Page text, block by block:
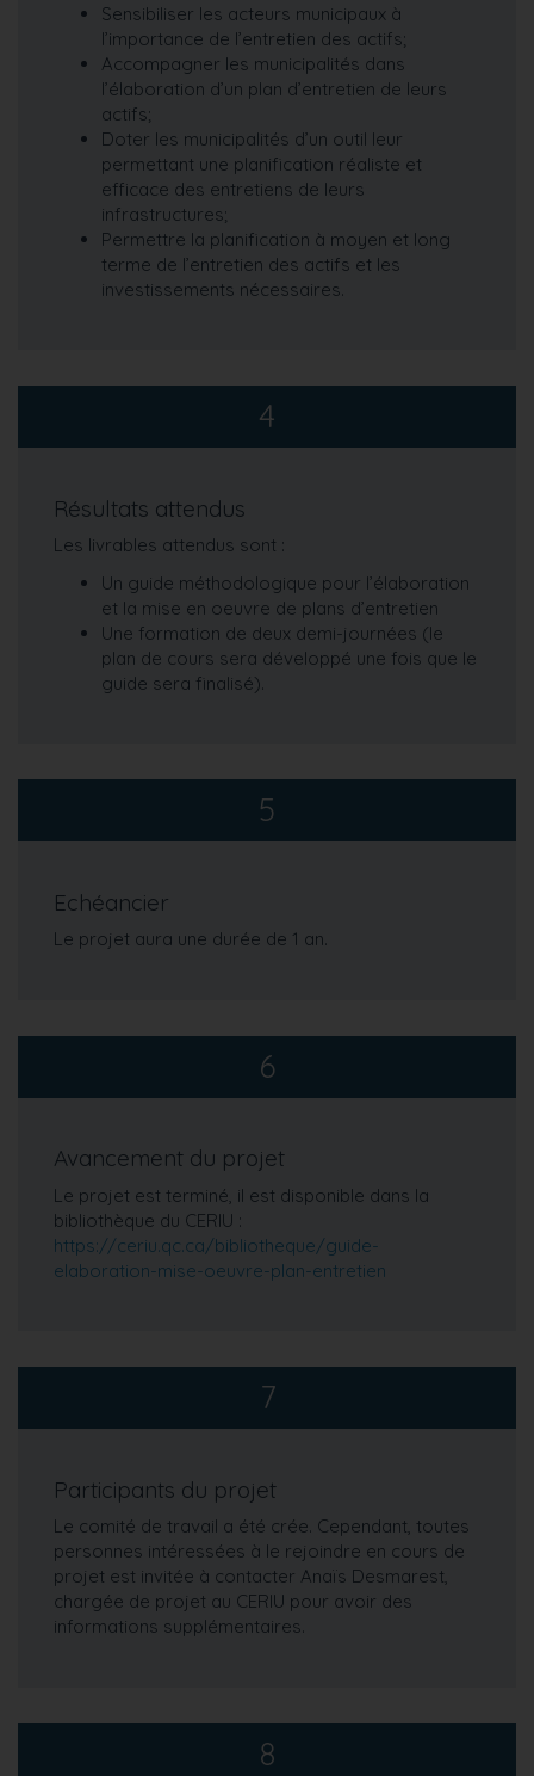
Sensibiliser les acteurs municipaux à
l’importance de l’entretien des actifs;
Accompagner les municipalités dans
l’élaboration d’un plan d’entretien de leurs
actifs;
Doter les municipalités d’un outil leur
permettant une planification réaliste et
efficace des entretiens de leurs
infrastructures;
Permettre la planification à moyen et long
terme de l’entretien des actifs et les
investissements nécessaires.
4
Résultats attendus
Les livrables attendus sont :
Un guide méthodologique pour l’élaboration
et la mise en oeuvre de plans d’entretien
Une formation de deux demi-journées (le
plan de cours sera développé une fois que le
guide sera finalisé).
5
Echéancier
Le projet aura une durée de 1 an.
6
Avancement du projet
Le projet est terminé, il est disponible dans la
bibliothèque du CERIU :
https://ceriu.qc.ca/bibliotheque/guide-
elaboration-mise-oeuvre-plan-entretien
7
Participants du projet
Le comité de travail a été crée. Cependant, toutes
personnes intéressées à le rejoindre en cours de
projet est invitée à contacter Anaïs Desmarest,
chargée de projet au CERIU pour avoir des
informations supplémentaires.
8